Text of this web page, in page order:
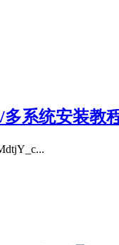
多系统安装教